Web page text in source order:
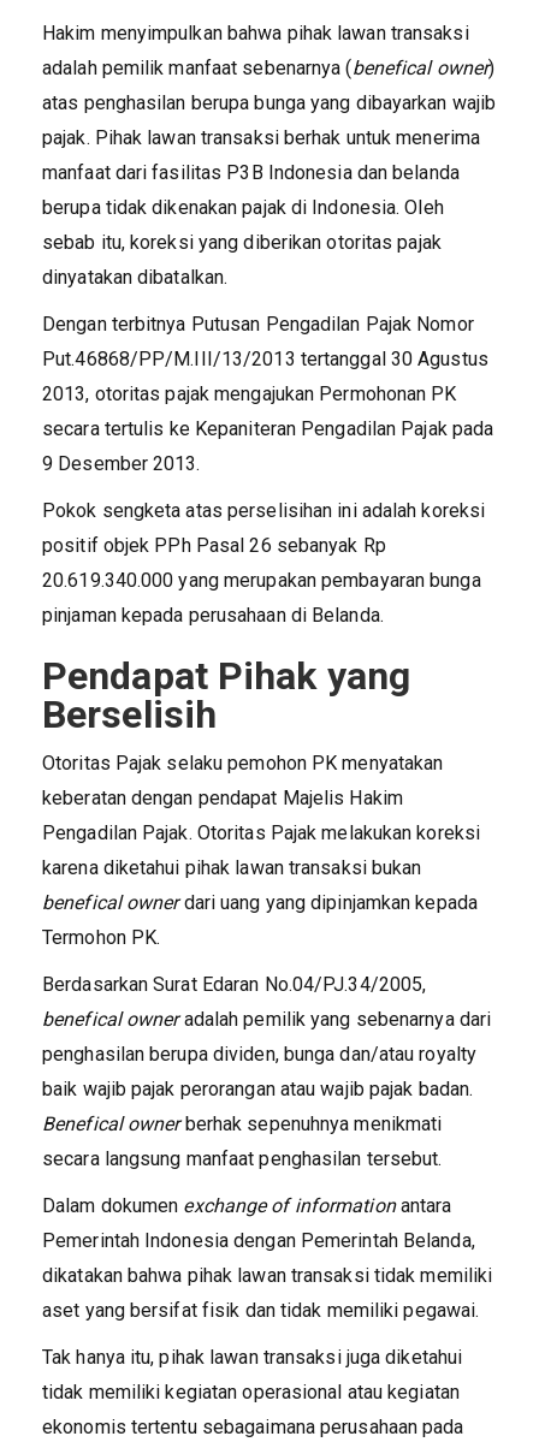
Hakim menyimpulkan bahwa pihak lawan transaksi
adalah pemilik manfaat sebenarnya (benefical owner)
atas penghasilan berupa bunga yang dibayarkan wajib
pajak. Pihak lawan transaksi berhak untuk menerima
manfaat dari fasilitas P3B Indonesia dan belanda
berupa tidak dikenakan pajak di Indonesia. Oleh
sebab itu, koreksi yang diberikan otoritas pajak
dinyatakan dibatalkan.
Dengan terbitnya Putusan Pengadilan Pajak Nomor
Put.46868/PP/M.III/13/2013 tertanggal 30 Agustus
2013, otoritas pajak mengajukan Permohonan PK
secara tertulis ke Kepaniteran Pengadilan Pajak pada
9 Desember 2013.
Pokok sengketa atas perselisihan ini adalah koreksi
positif objek PPh Pasal 26 sebanyak Rp
20.619.340.000 yang merupakan pembayaran bunga
pinjaman kepada perusahaan di Belanda.
Pendapat Pihak yang
Berselisih
Otoritas Pajak selaku pemohon PK menyatakan
keberatan dengan pendapat Majelis Hakim
Pengadilan Pajak. Otoritas Pajak melakukan koreksi
karena diketahui pihak lawan transaksi bukan
benefical ownerdari uang yang dipinjamkan kepada
Termohon PK.
Berdasarkan Surat Edaran No.04/PJ.34/2005,
benefical owneradalah pemilik yang sebenarnya dari
penghasilan berupa dividen, bunga dan/atau royalty
baik wajib pajak perorangan atau wajib pajak badan.
Benefical ownerberhak sepenuhnya menikmati
secara langsung manfaat penghasilan tersebut.
Dalam dokumen exchange of informationantara
Pemerintah Indonesia dengan Pemerintah Belanda,
dikatakan bahwa pihak lawan transaksi tidak memiliki
aset yang bersifat fisik dan tidak memiliki pegawai.
Tak hanya itu, pihak lawan transaksi juga diketahui
tidak memiliki kegiatan operasional atau kegiatan
ekonomis tertentu sebagaimana perusahaan pada